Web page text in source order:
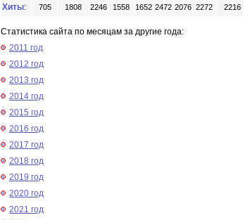
Хиты: 705 1808 2246 1558 1652 2472 2076 2272 2216
Статистика сайта по месяцам за другие года:
2011 год
2012 год
2013 год
2014 год
2015 год
2016 год
2017 год
2018 год
2019 год
2020 год
2021 год